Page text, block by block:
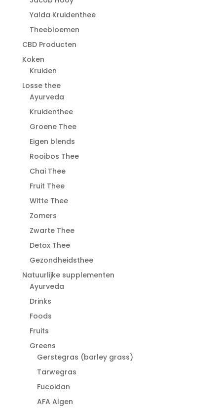
Yalda Kruidenthee
Theebloemen
CBD Producten
Koken
Kruiden
Losse thee
Ayurveda
Kruidenthee
Groene Thee
Eigen blends
Rooibos Thee
Chai Thee
Fruit Thee
Witte Thee
Zomers
Zwarte Thee
Detox Thee
Gezondheidsthee
Natuurlijke supplementen
Ayurveda
Drinks
Foods
Fruits
Greens
Gerstegras (barley grass)
Tarwegras
Fucoidan
AFA Algen